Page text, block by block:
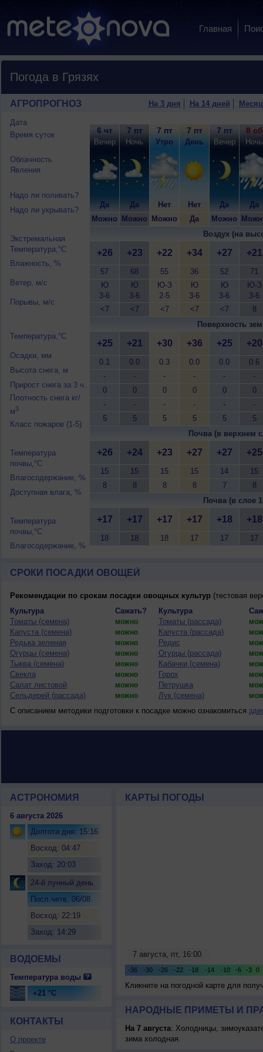
Главная
Погода в Грязях
АГРОПРОГНОЗ На 3 дня На 14 дней Месяц
Дата
Время суток
Облачность
Явления
Надо ли поливать?
Надо ли укрывать?
Экстремальная
Температура,°C
Влажность, %
Ветер, м/с
Порывы, м/с
Температура,°C
Осадки, мм
Высота снега, м
Прирост снега за 3 ч.
Плотность снега кг/
м3
Класс пожаров (1-5)
Температура
почвы,°C
Влагосодержание, %
Доступная влага, %
Температура
почвы,°C
Влагосодержание, %
6 чт
Вечер
Да
Можно
7 пт
Ночь
Да
Можно
7 пт
Утро
Нет
Можно
7 пт
День
Нет
Да
7 пт
Вечер
Да
Можно
8 сб
Ночь
Да
Воздух (на
+26
57
Ю
3-6
<7
+23
68
Ю
3-6
<7
+22
55
Ю-З
2-5
<7
+34
36
Ю
3-6
<7
+27
52
Ю
3-6
<7
+21
71
Ю-З
3-6
8
Поверхность
+25
0.1
-
0
-
5
+21
0.0
-
0
-
5
+30
0.3
-
0
-
5
+36
0.0
-
0
-
5
+25
0.0
-
0
-
5
+20
0.6
-
0
-
5
Почва (в верхнем
+26
15
8
+24
15
8
+23
15
8
+27
15
8
+27
14
7
+25
15
8
Почва (в слое
+17
18
+17
18
+17
18
+17
17
+18
17
+18
17
СРОКИ ПОСАДКИ ОВОЩЕЙ
Рекомендации по срокам посадки овощных культур(тестовая
Культура
Сажать? Культура
Томаты (семена)
можно Томаты (рассада)
Капуста (семена) можно Капуста (рассада)
Редька зеленая можно Редис
Огурцы (семена) можно Огурцы (рассада)
Тыква (семена) можно Кабачки (семена)
Свекла можно Горох
Салат листовой можно Петрушка
Сельдерей (рассада) можно Лук (семена)
С описанием методики подготовки к посадке можно ознакомиться
АСТРОНОМИЯ
6 августа 2026
Долгота дня: 15:16
Восход: 04:47
Заход: 20:03
24-й лунный день
Посл.четв. 06/08
Восход: 22:19
Заход: 14:29
ВОДОЕМЫ
Температура воды
+21 °C
КОНТАКТЫ
О проекте
КАРТЫ ПОГОДЫ
Кликните на погодной карте для
НАРОДНЫЕ ПРИМЕТЫ И
На 7 августа: Холодницы,
зима холодная.